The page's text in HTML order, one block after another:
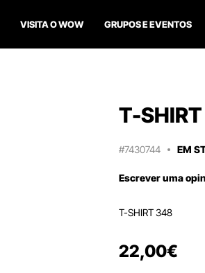
VISITA O WOW GRUPOS E EVENTOS
T-
#7430744 EM
Escrever uma
T-SHIRT 348
22,00€